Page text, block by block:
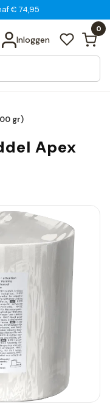
€ 74,95
Inloggen
0
Bekijk alle resultaten
gr)
Apex